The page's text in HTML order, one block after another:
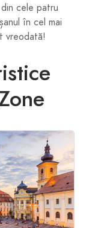
cele patru
în cel mai
vreodată!